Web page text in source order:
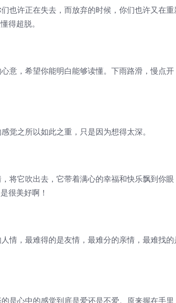
也许正在失去，而放弃的时候，你们也许又在重
得超脱。
意，希望你能明白能够读懂。下雨路滑，慢点开
觉之所以如此之重，只是因为想得太深。
将它吹出去，它带着满心的幸福和快乐飘到你眼
很美好啊！
情，最难得的是友情，最难分的亲情，最难找的
是心中的感觉到底是爱还是不爱。原来握在手里